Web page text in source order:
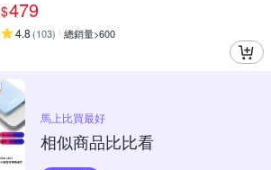
$479
4.8 (103) 總銷量>600
馬上比買最好
相似商品比比看